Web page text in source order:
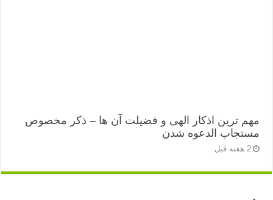
مهم ترین اذکار الهی و فضیلت آن ها – ذکر مخصوص
مستجاب الدعوه شدن
2 هفته قبل